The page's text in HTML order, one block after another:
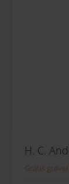
H. C.
Gratis